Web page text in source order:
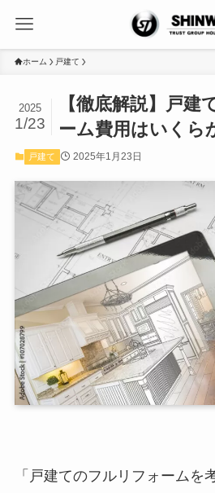
ホーム 戸建て
【徹底解説】戸建
ーム費用はいくら
2025
1/23
戸建て 2025年1月23日
「戸建てのフルリフォームを